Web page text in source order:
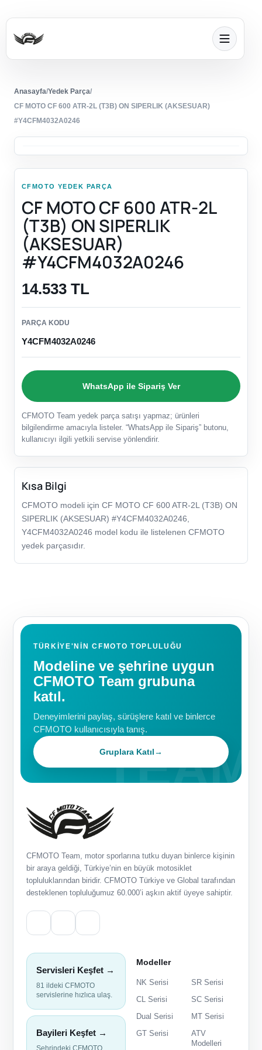
Anasayfa/Yedek Parça/
CF MOTO CF 600 ATR-2L (T3B) ON SIPERLIK (AKSESUAR)
#Y4CFM4032A0246
CFMOTO YEDEK PARÇA
CF MOTO CF 600 ATR-2L
(T3B) ON SIPERLIK
(AKSESUAR)
#Y4CFM4032A0246
14.533 TL
PARÇA KODU
Y4CFM4032A0246
WhatsApp ile Sipariş Ver
CFMOTO Team yedek parça satışı yapmaz; ürünleri
bilgilendirme amacıyla listeler. “WhatsApp ile Sipariş” butonu,
kullanıcıyı ilgili yetkili servise yönlendirir.
Kısa Bilgi
CFMOTO modeli için CF MOTO CF 600 ATR-2L (T3B) ON
SIPERLIK (AKSESUAR) #Y4CFM4032A0246,
Y4CFM4032A0246 model kodu ile listelenen CFMOTO
yedek parçasıdır.
TÜRKIYE'NIN CFMOTO TOPLULUĞU
Modeline ve şehrine uygun
CFMOTO Team grubuna
katıl.
Deneyimlerini paylaş, sürüşlere katıl ve binlerce
CFMOTO kullanıcısıyla tanış.
Gruplara Katıl→
CFMOTO Team, motor sporlarına tutku duyan binlerce kişinin
bir araya geldiği, Türkiye’nin en büyük motosiklet
topluluklarından biridir. CFMOTO Türkiye ve Global tarafından
desteklenen topluluğumuz 60.000’i aşkın aktif üyeye sahiptir.
Servisleri Keşfet →
81 ildeki CFMOTO
servislerine hızlıca ulaş.
Bayileri Keşfet →
Modeller
NK Serisi
SR Serisi
CL Serisi
SC Serisi
Dual Serisi
MT Serisi
GT Serisi
ATV
Modelleri